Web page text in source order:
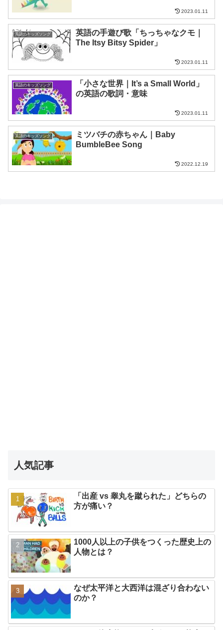
2023.01.11
英語のキッズソング
英語の手遊び歌「ちっちゃなクモ｜
The Itsy Bitsy Spider」
2023.01.11
英語のキッズソング
「小さな世界｜It’s a Small World」
の英語の歌詞・意味
2023.01.11
英語のキッズソング
ミツバチの赤ちゃん｜Baby
BumbleBee Song
2022.12.19
人気記事
「出産 vs 睾丸を蹴られた」どちらの
方が痛い？
1000人以上の子供をつくった歴史上の
人物とは？
なぜ太平洋と大西洋は混ざり合わない
のか？